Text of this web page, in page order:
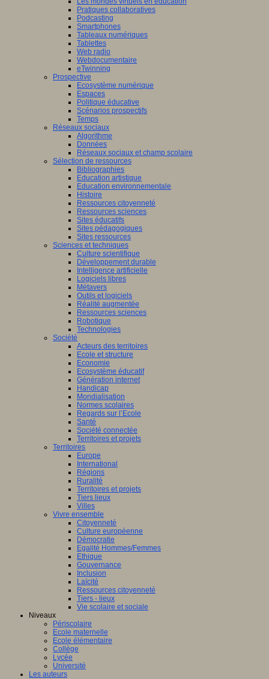
Pratiques collaboratives
Podcasting
Smartphones
Tableaux numériques
Tablettes
Web radio
Webdocumentaire
eTwinning
Prospective
Ecosystème numérique
Espaces
Politique éducative
Scénarios prospectifs
Temps
Réseaux sociaux
Algorithme
Données
Réseaux sociaux et champ scolaire
Sélection de ressources
Bibliographies
Education artistique
Education environnementale
Histoire
Ressources citoyenneté
Ressources sciences
Sites éducatifs
Sites pédagogiques
Sites ressources
Sciences et techniques
Culture scientifique
Développement durable
Intelligence artificielle
Logiciels libres
Métavers
Outils et logiciels
Réalité augmentée
Ressources sciences
Robotique
Technologies
Société
Acteurs des territoires
Ecole et structure
Economie
Ecosystème éducatif
Génération internet
Handicap
Mondialisation
Normes scolaires
Regards sur l’Ecole
Santé
Société connectée
Territoires et projets
Territoires
Europe
International
Régions
Ruralité
Territoires et projets
Tiers lieux
Villes
Vivre ensemble
Citoyenneté
Culture européenne
Démocratie
Egalité Hommes/Femmes
Ethique
Gouvernance
Inclusion
Laïcité
Ressources citoyenneté
Tiers - lieux
Vie scolaire et sociale
Niveaux
Périscolaire
Ecole maternelle
Ecole élémentaire
Collège
Lycée
Université
Les auteurs